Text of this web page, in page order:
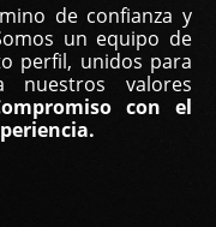
de confianza y
un equipo de
perfil, unidos para
valores
con el